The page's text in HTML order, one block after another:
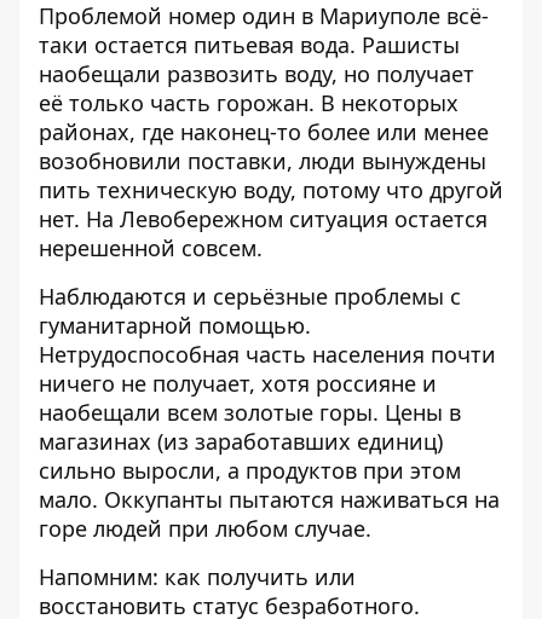
Проблемой номер один в Мариуполе всё-
таки остается питьевая вода. Рашисты
наобещали развозить воду, но получает
её только часть горожан. В некоторых
районах, где наконец-то более или менее
возобновили поставки, люди вынуждены
пить техническую воду, потому что другой
нет. На Левобережном ситуация остается
нерешенной совсем.
Наблюдаются и серьёзные проблемы с
гуманитарной помощью.
Нетрудоспособная часть населения почти
ничего не получает, хотя россияне и
наобещали всем золотые горы. Цены в
магазинах (из заработавших единиц)
сильно выросли, а продуктов при этом
мало. Оккупанты пытаются наживаться на
горе людей при любом случае.
Напомним: как получить или
восстановить статус безработного.